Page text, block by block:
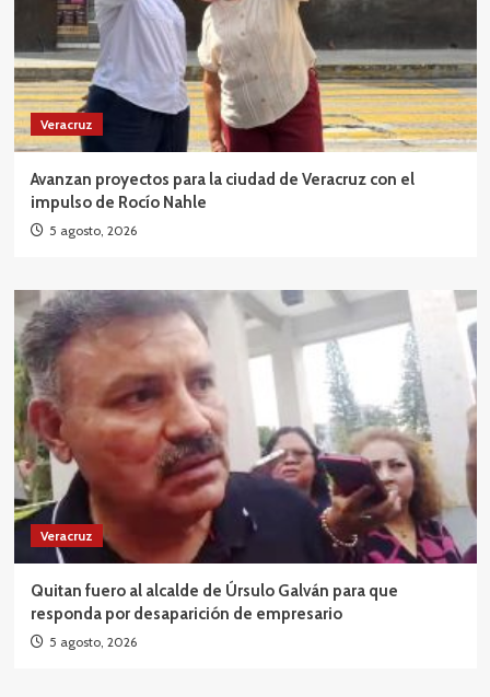
Veracruz
Avanzan proyectos para la ciudad de Veracruz con el
impulso de Rocío Nahle
5 agosto, 2026
Veracruz
Quitan fuero al alcalde de Úrsulo Galván para que
responda por desaparición de empresario
5 agosto, 2026